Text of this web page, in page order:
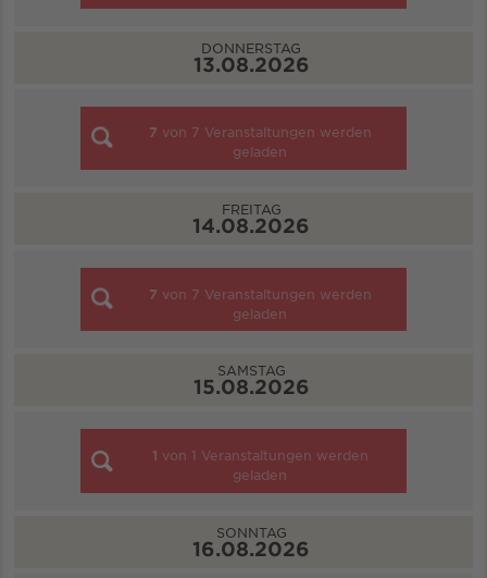
DONNERSTAG
13.08.2026
7 von 7 Veranstaltungen werden
geladen
FREITAG
14.08.2026
7 von 7 Veranstaltungen werden
geladen
SAMSTAG
15.08.2026
1 von 1 Veranstaltungen werden
geladen
SONNTAG
16.08.2026